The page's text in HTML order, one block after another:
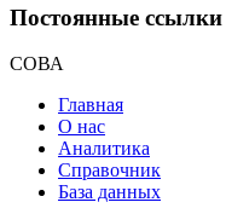
Постоянные ссылки
СОВА
Главная
О нас
Аналитика
Справочник
База данных